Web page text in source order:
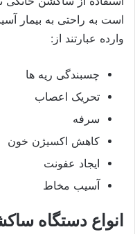
است به راحتی به بیمار
وارده عبارتند از:
چسبندگی ریه ها
تحریک اعصاب
سرفه
کاهش اکسیژن خون
ایجاد عفونت
آسیب مخاط
انواع دستگاه‌